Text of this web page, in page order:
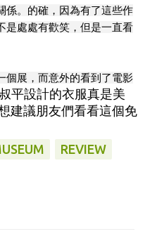
係。的確，因為有了這些作
是處處有歡笑，但是一直看
個展，而意外的看到了電影
平設計的衣服真是美
建議朋友們看看這個免
REVIEW